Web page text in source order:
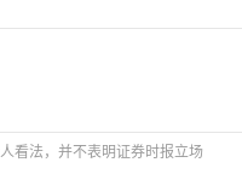
看法，并不表明证券时报立场